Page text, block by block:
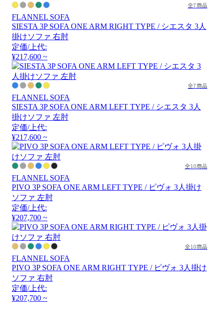
全7商品
FLANNEL SOFA
SIESTA 3P SOFA ONE ARM RIGHT TYPE / シエスタ 3人
掛けソファ 右肘
定価/上代:
¥217,600 ~
全7商品
FLANNEL SOFA
SIESTA 3P SOFA ONE ARM LEFT TYPE / シエスタ 3人
掛けソファ 左肘
定価/上代:
¥217,600 ~
全10商品
FLANNEL SOFA
PIVO 3P SOFA ONE ARM LEFT TYPE / ピヴォ 3人掛け
ソファ 左肘
定価/上代:
¥207,700 ~
全10商品
FLANNEL SOFA
PIVO 3P SOFA ONE ARM RIGHT TYPE / ピヴォ 3人掛け
ソファ 右肘
定価/上代:
¥207,700 ~